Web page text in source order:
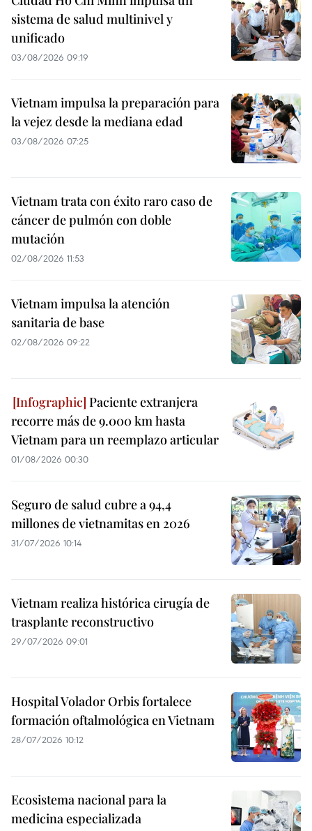
sistema de salud multinivel y
unificado
03/08/2026 09:19
Vietnam impulsa la preparación para
la vejez desde la mediana edad
03/08/2026 07:25
Vietnam trata con éxito raro caso de
cáncer de pulmón con doble
mutación
02/08/2026 11:53
Vietnam impulsa la atención
sanitaria de base
02/08/2026 09:22
Paciente extranjera
recorre más de 9.000 km hasta
Vietnam para un reemplazo articular
01/08/2026 00:30
Seguro de salud cubre a 94,4
millones de vietnamitas en 2026
31/07/2026 10:14
Vietnam realiza histórica cirugía de
trasplante reconstructivo
29/07/2026 09:01
Hospital Volador Orbis fortalece
formación oftalmológica en Vietnam
28/07/2026 10:12
Ecosistema nacional para la
medicina especializada